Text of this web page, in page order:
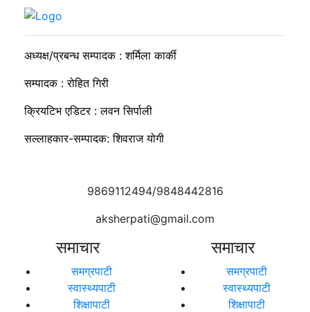
अध्यक्ष/प्रबन्ध सम्पादक : शर्मिला कार्की
सम्पादक : रोहित गिरी
क्रियटिभ एडिटर : लवन सिर्पाली
सल्लाहकार-सम्पादक: शिवराज योगी
9869112494/9848442816
aksherpati@gmail.com
समाचार
समग्रपाटी
स्वास्थ्यपाटी
शिक्षापाटी
समाचार
समग्रपाटी
स्वास्थ्यपाटी
शिक्षापाटी